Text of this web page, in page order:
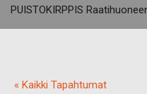
PUISTOKIRPPIS
« Kaikki Tapahtumat